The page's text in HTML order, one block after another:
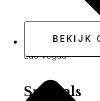
Las Vegas
BEKIJK
Specials